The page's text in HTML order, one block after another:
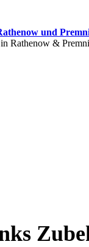
und
Rathenow &